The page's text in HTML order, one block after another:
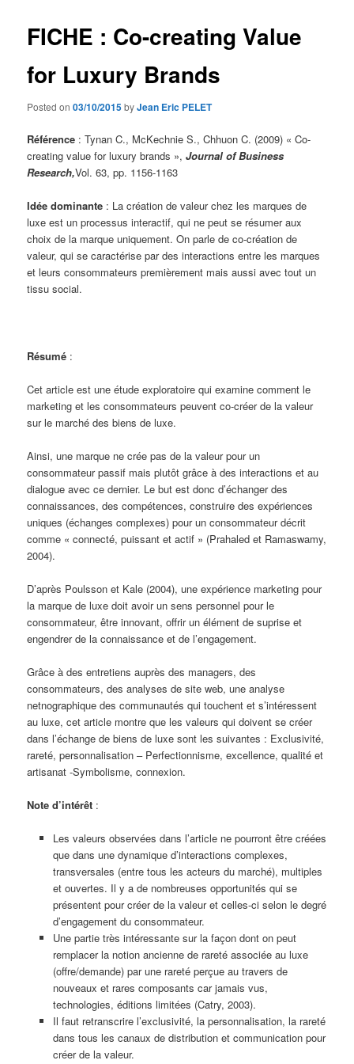
FICHE : Co-creating Value
for Luxury Brands
Posted on03/10/2015byJean Eric PELET
Référence : Tynan C., McKechnie S., Chhuon C. (2009) « Co-
creating value for luxury brands »,Journal of Business
Research,Vol. 63, pp. 1156-1163
Idée dominante : La création de valeur chez les marques de
luxe est un processus interactif, qui ne peut se résumer aux
choix de la marque uniquement. On parle de co-création de
valeur, qui se caractérise par des interactions entre les marques
et leurs consommateurs premièrement mais aussi avec tout un
tissu social.
Résumé :
Cet article est une étude exploratoire qui examine comment le
marketing et les consommateurs peuvent co-créer de la valeur
sur le marché des biens de luxe.
Ainsi, une marque ne crée pas de la valeur pour un
consommateur passif mais plutôt grâce à des interactions et au
dialogue avec ce dernier. Le but est donc d’échanger des
connaissances, des compétences, construire des expériences
uniques (échanges complexes) pour un consommateur décrit
comme « connecté, puissant et actif » (Prahaled et Ramaswamy,
2004).
D’après Poulsson et Kale (2004), une expérience marketing pour
la marque de luxe doit avoir un sens personnel pour le
consommateur, être innovant, offrir un élément de suprise et
engendrer de la connaissance et de l’engagement.
Grâce à des entretiens auprès des managers, des
consommateurs, des analyses de site web, une analyse
netnographique des communautés qui touchent et s’intéressent
au luxe, cet article montre que les valeurs qui doivent se créer
dans l’échange de biens de luxe sont les suivantes : Exclusivité,
rareté, personnalisation – Perfectionnisme, excellence, qualité et
artisanat -Symbolisme, connexion.
Note d’intérêt :
Les valeurs observées dans l’article ne pourront être créées
que dans une dynamique d’interactions complexes,
transversales (entre tous les acteurs du marché), multiples
et ouvertes. Il y a de nombreuses opportunités qui se
présentent pour créer de la valeur et celles-ci selon le degré
d’engagement du consommateur.
Une partie très intéressante sur la façon dont on peut
remplacer la notion ancienne de rareté associée au luxe
(offre/demande) par une rareté perçue au travers de
nouveaux et rares composants car jamais vus,
technologies, éditions limitées (Catry, 2003).
Il faut retranscrire l’exclusivité, la personnalisation, la rareté
dans tous les canaux de distribution et communication pour
créer de la valeur.